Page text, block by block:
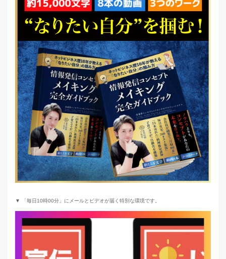
▼ 「毎日10時00分」にメールとビデオが届く特別な環境です。